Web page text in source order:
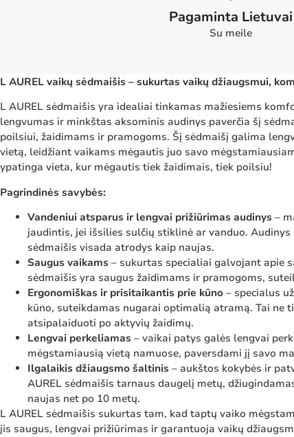
Pagaminta Lietuvai
Su meile
L AUREL vaikų sėdmaišis – sukurtas vaikų džiaugsmui,
L AUREL sėdmaišis yra idealiai tinkamas mažiesiems
lengvumas ir minkštas aksominis audinys paverčia šį
poilsiui, žaidimams ir pramogoms. Šį sėdmaišį galima
vietą, leidžiant vaikams mėgautis juo savo
ypatinga vieta, kur mėgautis tiek žaidimais, tiek poilsiu!
Pagrindinės savybės:
Vandeniui atsparus ir lengvai prižiūrimas audinys –
jaudintis, jei išsilies sulčių stiklinė ar vanduo.
sėdmaišis visada atrodys kaip naujas.
Saugus vaikams – sukurtas specialiai galvojant apie
sėdmaišis yra saugus žaidimams ir pramogoms,
Ergonomiškas ir prisitaikantis prie kūno – specialus
kūno, suteikdamas nugarai optimalią atramą. Tai ne
atsipalaiduoti po aktyvių žaidimų.
Lengvai perkeliamas – vaikai patys galės lengvai
mėgstamiausią vietą namuose, paversdami jį savo
Ilgalaikis džiaugsmo šaltinis – aukštos kokybės ir
AUREL sėdmaišis tarnaus daugelį metų,
naujas net po 10 metų.
L AUREL sėdmaišis sukurtas tam, kad taptų vaiko
jis saugus, lengvai prižiūrimas ir garantuoja vaikų